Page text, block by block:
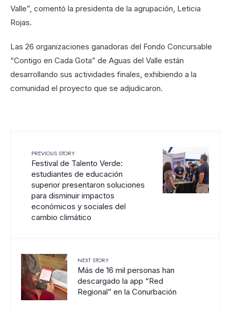
Valle”, comentó la presidenta de la agrupación, Leticia
Rojas.
Las 26 organizaciones ganadoras del Fondo Concursable
“Contigo en Cada Gota” de Aguas del Valle están
desarrollando sus actividades finales, exhibiendo a la
comunidad el proyecto que se adjudicaron.
PREVIOUS STORY
Festival de Talento Verde:
estudiantes de educación
superior presentaron soluciones
para disminuir impactos
económicos y sociales del
cambio climático
NEXT STORY
Más de 16 mil personas han
descargado la app “Red
Regional” en la Conurbación